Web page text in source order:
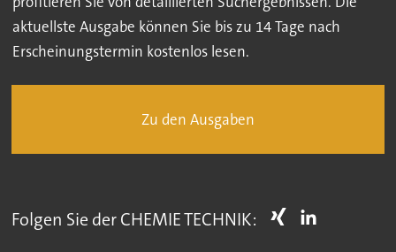
aktuellste Ausgabe können Sie bis zu 14 Tage nach
Erscheinungstermin kostenlos lesen.
Zu den Ausgaben
Folgen Sie der CHEMIE TECHNIK: